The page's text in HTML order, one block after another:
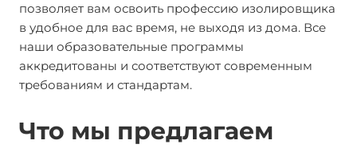
позволяет вам освоить профессию изолировщика
в удобное для вас время, не выходя из дома. Все
наши образовательные программы
аккредитованы и соответствуют современным
требованиям и стандартам.
Что мы предлагаем